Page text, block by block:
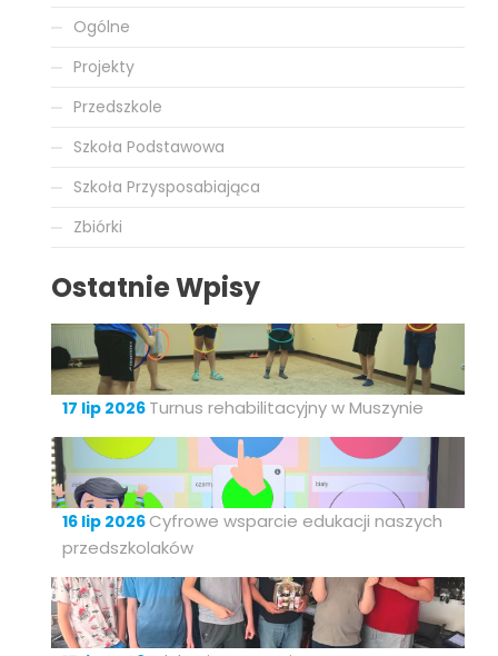
Ogólne
Projekty
Przedszkole
Szkoła Podstawowa
Szkoła Przysposabiająca
Zbiórki
Ostatnie Wpisy
17 lip 2026 Turnus rehabilitacyjny w Muszynie
16 lip 2026 Cyfrowe wsparcie edukacji naszych
przedszkolaków